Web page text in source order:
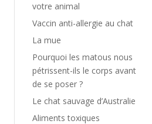
votre animal
Vaccin anti-allergie au chat
La mue
Pourquoi les matous nous
pétrissent-ils le corps avant
de se poser ?
Le chat sauvage d’Australie
Aliments toxiques